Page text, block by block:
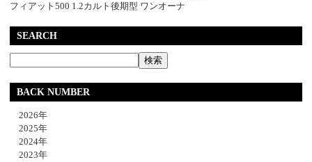
フィアット500 1.2カルト後期型 ワンオーナ
SEARCH
BACK NUMBER
2026年
2025年
2024年
2023年